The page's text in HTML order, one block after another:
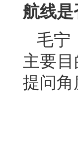
航线
毛宁
主要
提问角